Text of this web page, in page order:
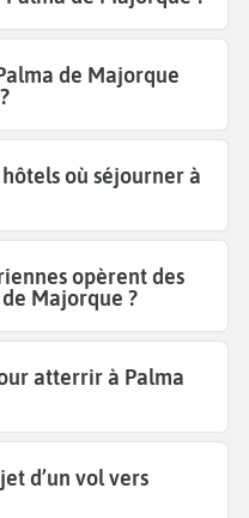
de Majorque
où séjourner à
opèrent des
Majorque ?
atterrir à Palma
d’un vol vers